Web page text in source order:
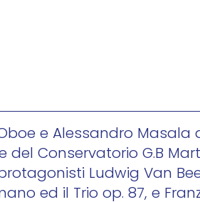
e Alessandro Masala
Conservatorio G.B
Ludwig Van
ed il Trio op. 87, e